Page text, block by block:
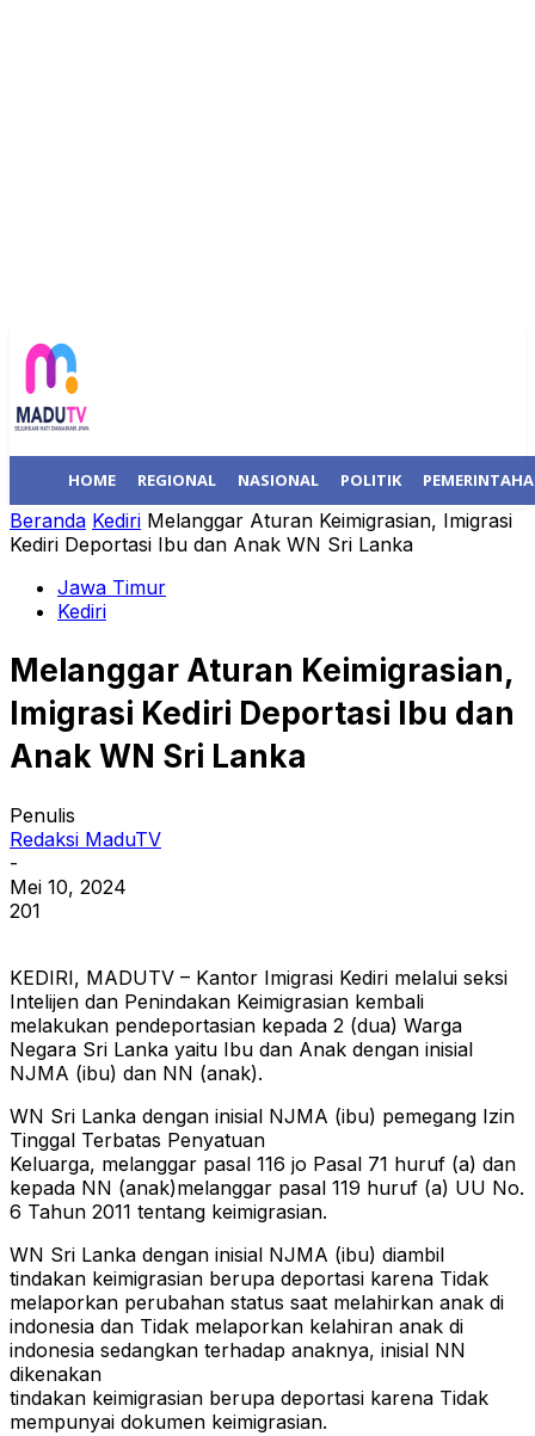
HOME REGIONAL NASIONAL POLITIK
Beranda Kediri Melanggar Aturan Keimigrasian, Imigrasi
Kediri Deportasi Ibu dan Anak WN Sri Lanka
Jawa Timur
Kediri
Melanggar Aturan Keimigrasian,
Imigrasi Kediri Deportasi Ibu dan
Anak WN Sri Lanka
Penulis
Redaksi MaduTV
-
Mei 10, 2024
201
KEDIRI, MADUTV – Kantor Imigrasi Kediri melalui seksi
Intelijen dan Penindakan Keimigrasian kembali
melakukan pendeportasian kepada 2 (dua) Warga
Negara Sri Lanka yaitu Ibu dan Anak dengan inisial
NJMA (ibu) dan NN (anak).
WN Sri Lanka dengan inisial NJMA (ibu) pemegang Izin
Tinggal Terbatas Penyatuan
Keluarga, melanggar pasal 116 jo Pasal 71 huruf (a) dan
kepada NN (anak)melanggar pasal 119 huruf (a) UU No.
6 Tahun 2011 tentang keimigrasian.
WN Sri Lanka dengan inisial NJMA (ibu) diambil
tindakan keimigrasian berupa deportasi karena Tidak
melaporkan perubahan status saat melahirkan anak di
indonesia dan Tidak melaporkan kelahiran anak di
indonesia sedangkan terhadap anaknya, inisial NN
dikenakan
tindakan keimigrasian berupa deportasi karena Tidak
mempunyai dokumen keimigrasian.